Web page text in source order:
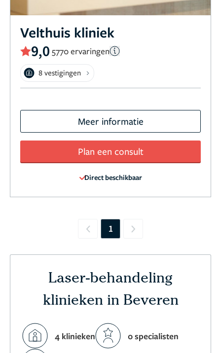
Velthuis kliniek
9,0 5770 ervaringen
8 vestigingen
Meer informatie
Plan een consult
Direct beschikbaar
Previous
1 Next
Laser-behandeling
klinieken in Beveren
4 klinieken 0 specialisten